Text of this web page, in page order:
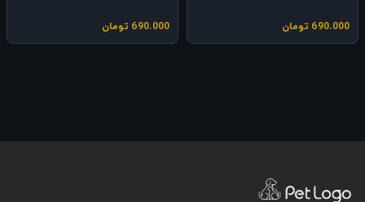
690.000 تومان 690.000 تومان